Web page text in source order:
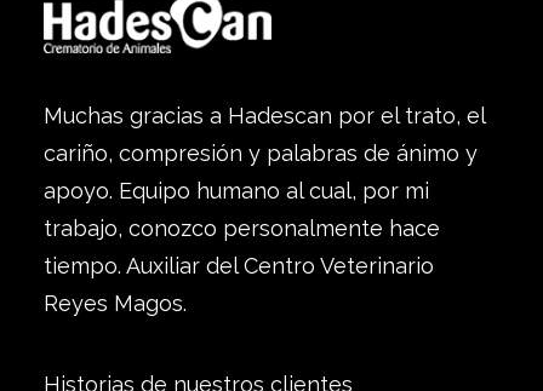
Muchas gracias a Hadescan por el trato, el
cariño, compresión y palabras de ánimo y
apoyo. Equipo humano al cual, por mi
trabajo, conozco personalmente hace
tiempo. Auxiliar del Centro Veterinario
Reyes Magos.
Historias de nuestros clientes